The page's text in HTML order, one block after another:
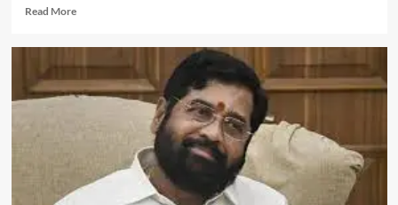
Read MoreRead
साखर
सत्ता..